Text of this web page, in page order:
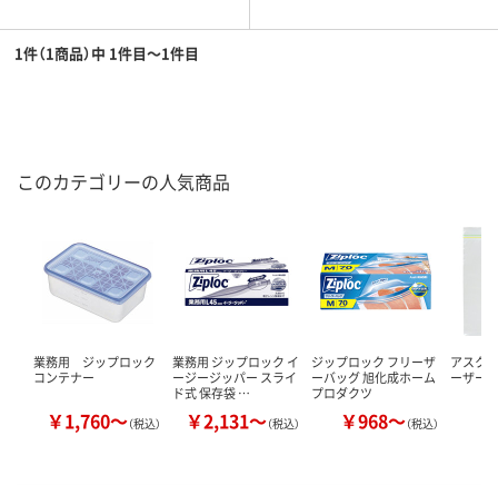
1件（1商品）中 1件目～1件目
このカテゴリーの人気商品
業務用 ジップロック
コンテナー
￥1,760～（税込）
業務用 ジップロック イ
ージージッパー スライ
ド式 保存袋 …
￥2,131～（税込）
ジップロック フリーザ
ーバッグ 旭化成ホーム
プロダクツ
￥968～（税込）
アスク
ーザー